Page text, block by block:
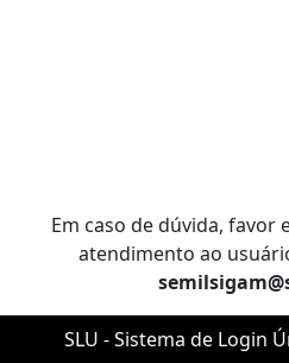
Em caso de dúvida, favor
atendimento ao
SLU - Sistema de Login